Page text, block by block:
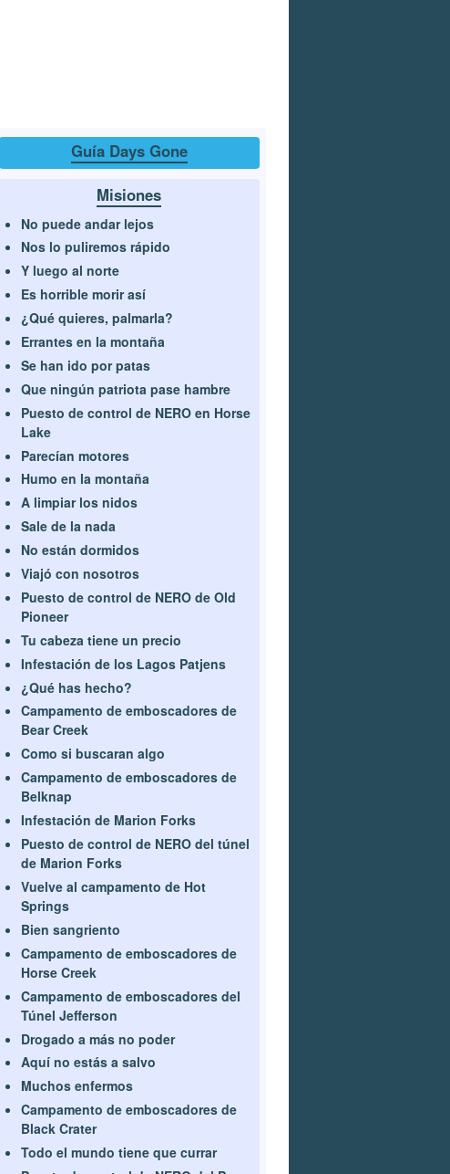
Guía Days Gone
Misiones
No puede andar lejos
Nos lo puliremos rápido
Y luego al norte
Es horrible morir así
¿Qué quieres, palmarla?
Errantes en la montaña
Se han ido por patas
Que ningún patriota pase hambre
Puesto de control de NERO en Horse
Lake
Parecían motores
Humo en la montaña
A limpiar los nidos
Sale de la nada
No están dormidos
Viajó con nosotros
Puesto de control de NERO de Old
Pioneer
Tu cabeza tiene un precio
Infestación de los Lagos Patjens
¿Qué has hecho?
Campamento de emboscadores de
Bear Creek
Como si buscaran algo
Campamento de emboscadores de
Belknap
Infestación de Marion Forks
Puesto de control de NERO del túnel
de Marion Forks
Vuelve al campamento de Hot
Springs
Bien sangriento
Campamento de emboscadores de
Horse Creek
Campamento de emboscadores del
Túnel Jefferson
Drogado a más no poder
Aquí no estás a salvo
Muchos enfermos
Campamento de emboscadores de
Black Crater
Todo el mundo tiene que currar